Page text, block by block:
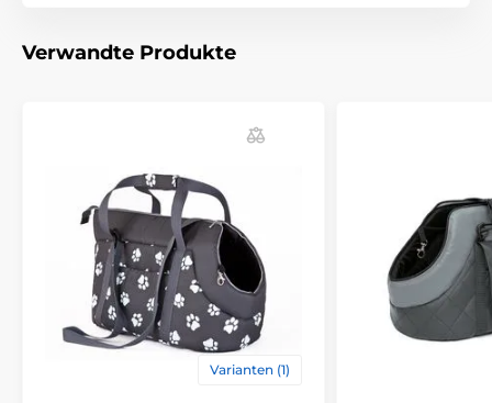
Verwandte Produkte
Varianten (1)